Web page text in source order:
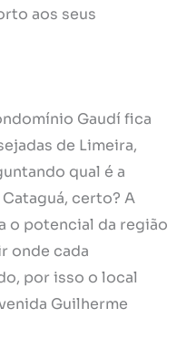
aos seus
Gaudí fica
de Limeira,
qual é a
certo? A
o potencial da região
onde cada
por isso o local
Guilherme